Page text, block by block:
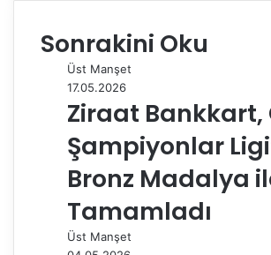
b
o
e
d
l
r
e
r
i
t
s
A
p
p
g
r
a
m
s
t
a
i
l
p
a
y
l
a
ş
ı
r
Sonrakini Oku
Üst Manşet
17.05.2026
Ziraat Bankkart,
Şampiyonlar
Bronz Madalya
Tamamladı
Üst Manşet